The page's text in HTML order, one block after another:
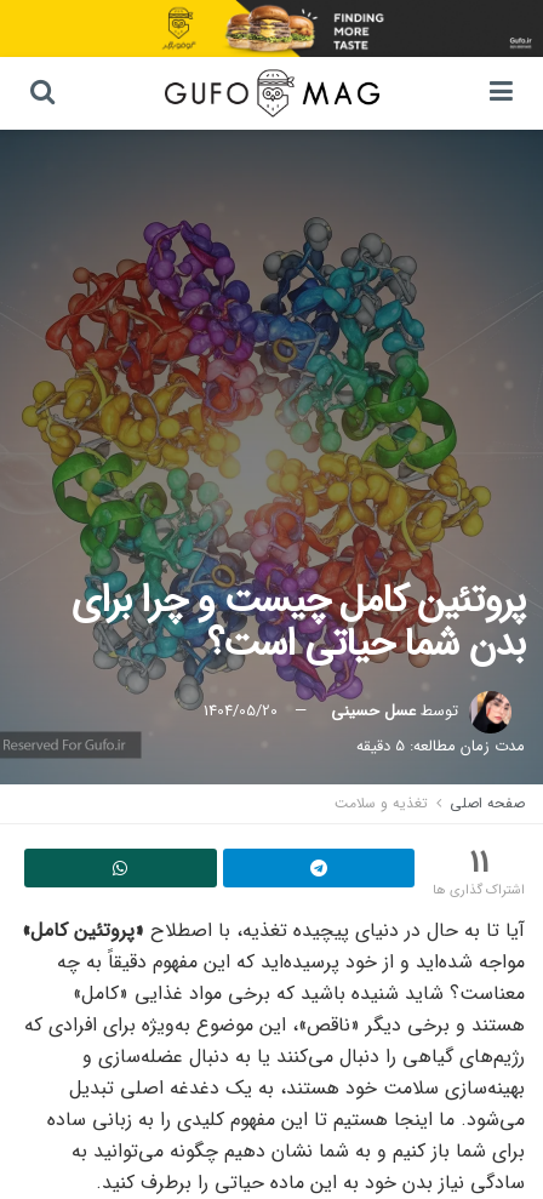
پروتئین کامل چیست و چرا برای
بدن شما حیاتی است؟
توسطعسل حسینی
1404/05/20
مدت زمان مطالعه: 5 دقیقه
صفحه اصلی تغذیه و سلامت
11
اشتراک گذاری ها
آیا تا به حال در دنیای پیچیده تغذیه، با اصطلاح «پروتئین کامل»
مواجه شده‌اید و از خود پرسیده‌اید که این مفهوم دقیقاً به چه
معناست؟ شاید شنیده باشید که برخی مواد غذایی «کامل»
هستند و برخی دیگر «ناقص»، این موضوع به‌ویژه برای افرادی که
رژیم‌های گیاهی را دنبال می‌کنند یا به دنبال عضله‌سازی و
بهینه‌سازی سلامت خود هستند، به یک دغدغه اصلی تبدیل
می‌شود. ما اینجا هستیم تا این مفهوم کلیدی را به زبانی ساده
برای شما باز کنیم و به شما نشان دهیم چگونه می‌توانید به
سادگی نیاز بدن خود به این ماده حیاتی را برطرف کنید.